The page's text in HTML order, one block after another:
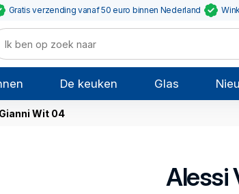
Gratis verzending vanaf 50 euro binnen Nederland
De keuken Glas
Gianni Wit 04
Alessi